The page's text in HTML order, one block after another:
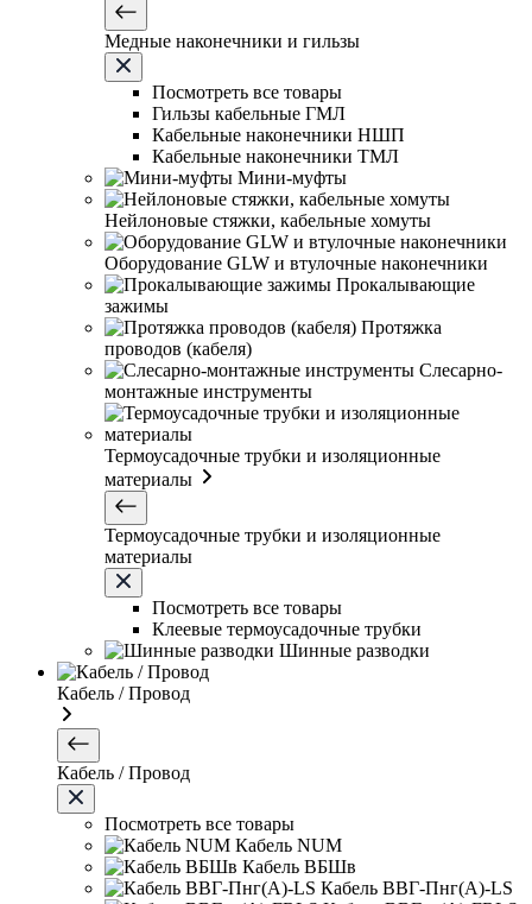
Медные наконечники и гильзы
Посмотреть все товары
Гильзы кабельные ГМЛ
Кабельные наконечники НШП
Кабельные наконечники ТМЛ
Мини-муфты
Нейлоновые стяжки, кабельные хомуты
Оборудование GLW и втулочные наконечники
Прокалывающие
зажимы
Протяжка
проводов (кабеля)
Слесарно-
монтажные инструменты
Термоусадочные трубки и изоляционные
материалы
Термоусадочные трубки и изоляционные
материалы
Посмотреть все товары
Клеевые термоусадочные трубки
Шинные разводки
Кабель / Провод
Кабель / Провод
Посмотреть все товары
Кабель NUM
Кабель ВБШв
Кабель ВВГ-Пнг(А)-LS